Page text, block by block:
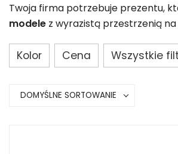
Twoja firma potrzebuje prezentu,
modele z wyrazistą przestrzenią
Kolor Cena Wszystkie
DOMYŚLNE SORTOWANIE